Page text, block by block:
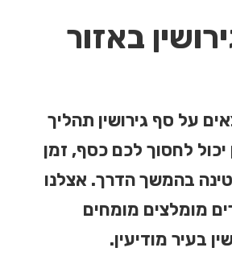
באזור
על סף גירושין תהליך
יכול לחסוך לכם כסף, זמן
טינה בהמשך הדרך. אצלנו
מומלצים מומחים
בעיר מודיעין.